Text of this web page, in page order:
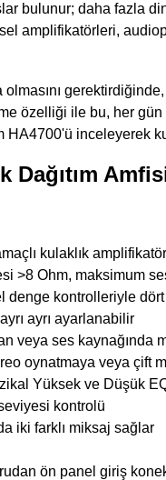
bulunur; daha fazla
amplifikatörleri,
olmasını
özelliği ile bu, her gün
HA4700'ü inceleyerek
Dağıtım
kulaklık
>8 Ohm, maksimum
denge kontrolleriyle
ayrı ayarlanabilir
veya ses kaynağında
oynatmaya veya çift
Yüksek ve Düşük
kontrolü
iki farklı miksaj sağlar
ön panel giriş